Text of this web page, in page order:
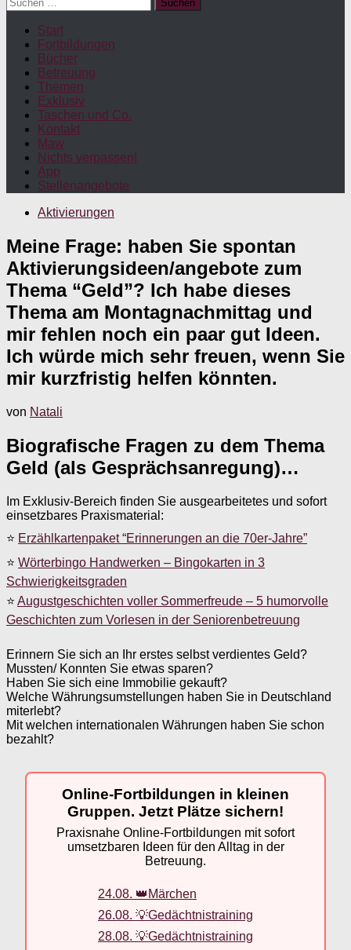
nach:
Start
Fortbildungen
Bücher
Betreuung
Themen
Exklusiv
Taschen und Co.
Kontakt
Maw
Nichts verpassen!
App
Stellenangebote
Aktivierungen
Meine Frage: haben Sie spontan
Aktivierungsideen/angebote zum
Thema “Geld”? Ich habe dieses
Thema am Montagnachmittag und
mir fehlen noch ein paar gut Ideen.
Ich würde mich sehr freuen, wenn Sie
mir kurzfristig helfen könnten.
von Natali
Biografische Fragen zu dem Thema
Geld (als Gesprächsanregung)…
Im Exklusiv-Bereich finden Sie ausgearbeitetes und sofort
einsetzbares Praxismaterial:
⭐ Erzählkartenpaket “Erinnerungen an die 70er-Jahre”
⭐ Wörterbingo Handwerken – Bingokarten in 3
Schwierigkeitsgraden
⭐ Augustgeschichten voller Sommerfreude – 5 humorvolle
Geschichten zum Vorlesen in der Seniorenbetreuung
Erinnern Sie sich an Ihr erstes selbst verdientes Geld?
Mussten/ Konnten Sie etwas sparen?
Haben Sie sich eine Immobilie gekauft?
Welche Währungsumstellungen haben Sie in Deutschland
miterlebt?
Mit welchen internationalen Währungen haben Sie schon
bezahlt?
Online-Fortbildungen in kleinen
Gruppen. Jetzt Plätze sichern!
Praxisnahe Online-Fortbildungen mit sofort
umsetzbaren Ideen für den Alltag in der
Betreuung.
24.08. 👑Märchen
26.08. 💡Gedächtnistraining
28.08. 💡Gedächtnistraining